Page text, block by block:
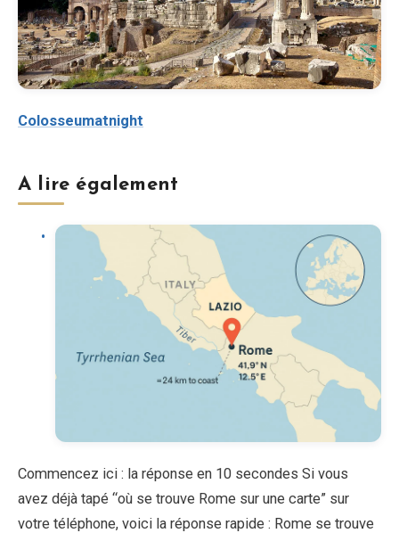
Colosseumatnight
A lire également
Commencez ici : la réponse en 10 secondes Si vous
avez déjà tapé “où se trouve Rome sur une carte” sur
votre téléphone, voici la réponse rapide : Rome se trouve